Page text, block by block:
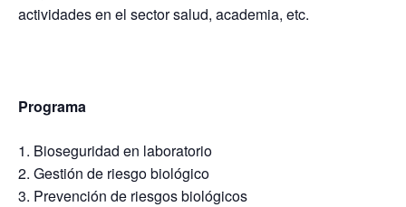
actividades en el sector salud, academia, etc.
Programa
Bioseguridad en laboratorio
Gestión de riesgo biológico
Prevención de riesgos biológicos